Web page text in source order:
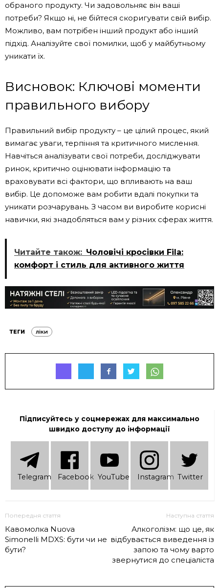
обраного продукту. Чи задовольняє він ваші
потреби? Якщо ні, не бійтеся скоригувати свій вибір.
Можливо, вам потрібен інший продукт або інший
підхід. Аналізуйте свої помилки, щоб у майбутньому
уникати їх.
Висновок: Ключові моменти
правильного вибору
Правильний вибір продукту – це цілий процес, який
вимагає уваги, терпіння та критичного мислення.
Навчіться аналізувати свої потреби, досліджувати
ринок, критично оцінювати інформацію та
враховувати всі фактори, що впливають на ваш
вибір. Це допоможе вам робити вдалі покупки та
уникати розчарувань. З часом ви виробите корисні
навички, які знадобляться вам у різних сферах життя.
Читайте також: Чоловічі кросівки Fila:
комфорт і стиль для активного життя
ТЕГИ ліки
Підписуйтесь у соцмережах для максимально
швидко доступу до інформації
Telеgram Facebook YouTube Instagram Twitter
Попередня стаття
Кавомолка Nuova
Simonelli MDXS: бути чи не
бути?
Наступна стаття
Алкоголізм: що це, як
відбувається виведення із
запою та чому варто
звернутися до спеціаліста